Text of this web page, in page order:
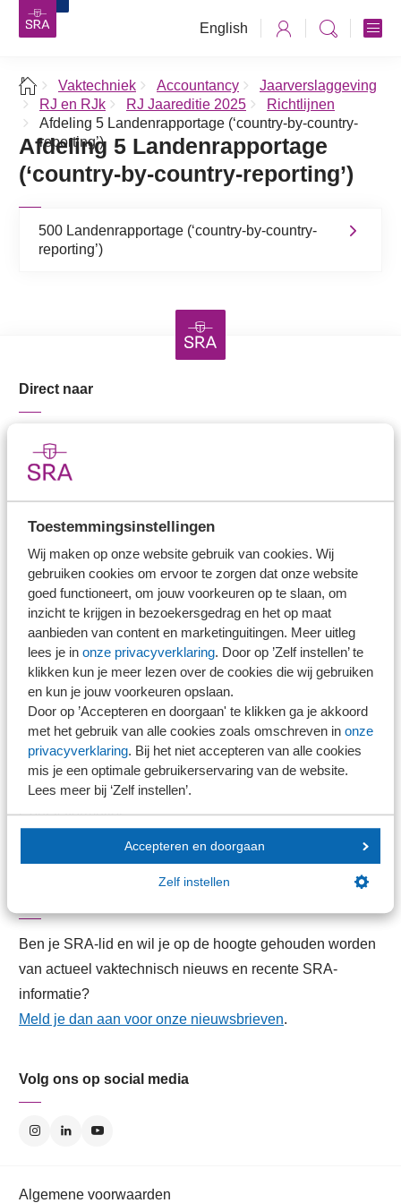
Toestemmingsinstellingen
Wij maken op onze website gebruik van cookies. Wij
gebruiken cookies om ervoor te zorgen dat onze website
goed functioneert, om jouw voorkeuren op te slaan, om
inzicht te krijgen in bezoekersgedrag en het op maat
aanbieden van content en marketinguitingen. Meer uitleg
lees je in onze privacyverklaring. Door op ’Zelf instellen’ te
klikken kun je meer lezen over de cookies die wij gebruiken
en kun je jouw voorkeuren opslaan.
Door op ’Accepteren en doorgaan' te klikken ga je akkoord
met het gebruik van alle cookies zoals omschreven in onze
privacyverklaring. Bij het niet accepteren van alle cookies
mis je een optimale gebruikerservaring van de website.
Lees meer bij ‘Zelf instellen’.
Accepteren en doorgaan
Zelf instellen
English
Vaktechniek Accountancy
Jaarverslaggeving
RJ en RJk
RJ Jaareditie 2025
Richtlijnen
Afdeling 5 Landenrapportage (‘country-by-country-
reporting’)
Afdeling 5 Landenrapportage
(‘country-by-country-reporting’)
500 Landenrapportage (‘country-by-country-
reporting’)
Direct naar
Branche in Zicht
Dossiers
Nieuwsbank
Handige links
Veilig bestanden delen
SRA-gecertificeerd
Werken bij SRA
Lid worden
Contact
Contactformulier
Contactgegevens
Ben je SRA-lid en wil je op de hoogte gehouden worden
van actueel vaktechnisch nieuws en recente SRA-
informatie?
Meld je dan aan voor onze nieuwsbrieven.
Volg ons op social media
Algemene voorwaarden